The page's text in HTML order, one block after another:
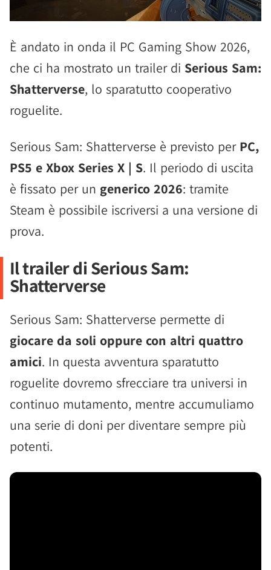
È andato in onda il PC Gaming Show 2026,
che ci ha mostrato un trailer di Serious Sam:
Shatterverse, lo sparatutto cooperativo
roguelite.
Serious Sam: Shatterverse è previsto per PC,
PS5 e Xbox Series X | S. Il periodo di uscita
è fissato per un generico 2026: tramite
Steam è possibile iscriversi a una versione di
prova.
Il trailer di Serious Sam:
Shatterverse
Serious Sam: Shatterverse permette di
giocare da soli oppure con altri quattro
amici. In questa avventura sparatutto
roguelite dovremo sfrecciare tra universi in
continuo mutamento, mentre accumuliamo
una serie di doni per diventare sempre più
potenti.